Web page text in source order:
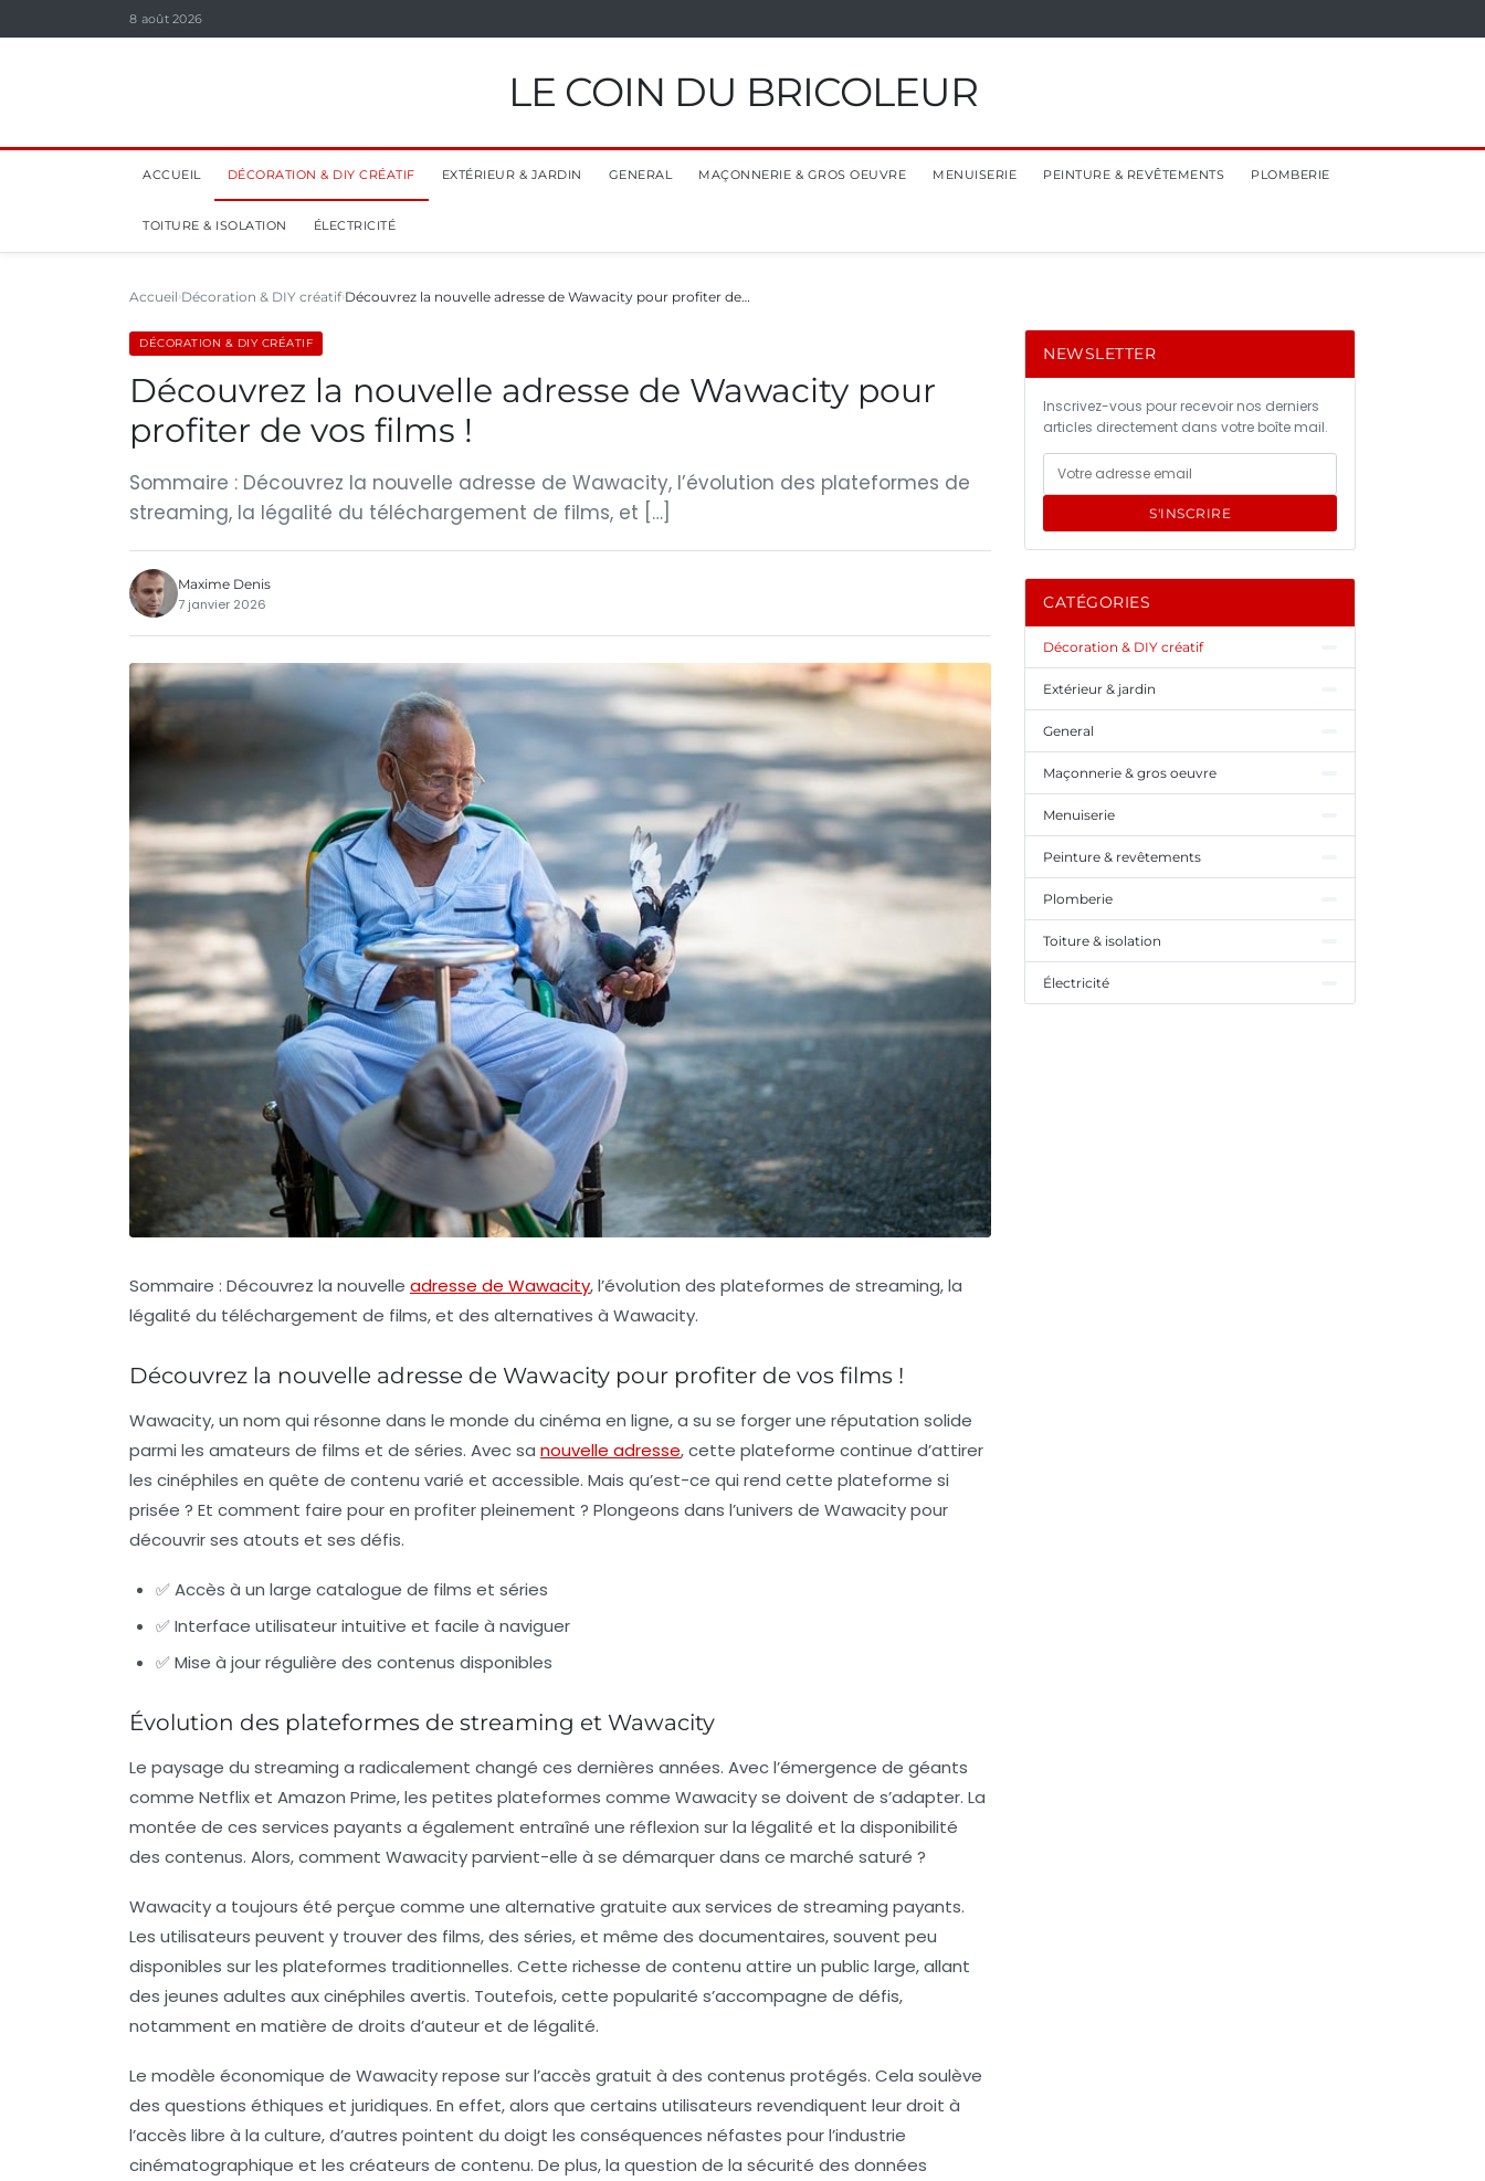
8 août 2026
LE COIN DU BRICOLEUR
ACCUEIL DÉCORATION & DIY CRÉATIF EXTÉRIEUR & JARDIN GENERAL MAÇONNERIE & GROS OEUVRE MENUISERIE PEINTURE & REVÊTEMENTS PLOMBERIE
TOITURE & ISOLATION ÉLECTRICITÉ
Accueil Décoration & DIY créatif Découvrez la nouvelle adresse de Wawacity pour profiter de…
DÉCORATION & DIY CRÉATIF
Découvrez la nouvelle adresse de Wawacity pour
profiter de vos films !
Sommaire : Découvrez la nouvelle adresse de Wawacity, l’évolution des plateformes de
streaming, la légalité du téléchargement de films, et […]
Maxime Denis
7 janvier 2026
Sommaire : Découvrez la nouvelle adresse de Wawacity, l’évolution des plateformes de streaming, la
légalité du téléchargement de films, et des alternatives à Wawacity.
Découvrez la nouvelle adresse de Wawacity pour profiter de vos films !
Wawacity, un nom qui résonne dans le monde du cinéma en ligne, a su se forger une réputation solide
parmi les amateurs de films et de séries. Avec sa nouvelle adresse, cette plateforme continue d’attirer
les cinéphiles en quête de contenu varié et accessible. Mais qu’est-ce qui rend cette plateforme si
prisée ? Et comment faire pour en profiter pleinement ? Plongeons dans l’univers de Wawacity pour
découvrir ses atouts et ses défis.
✅ Accès à un large catalogue de films et séries
✅ Interface utilisateur intuitive et facile à naviguer
✅ Mise à jour régulière des contenus disponibles
Évolution des plateformes de streaming et Wawacity
Le paysage du streaming a radicalement changé ces dernières années. Avec l’émergence de géants
comme Netflix et Amazon Prime, les petites plateformes comme Wawacity se doivent de s’adapter. La
montée de ces services payants a également entraîné une réflexion sur la légalité et la disponibilité
des contenus. Alors, comment Wawacity parvient-elle à se démarquer dans ce marché saturé ?
Wawacity a toujours été perçue comme une alternative gratuite aux services de streaming payants.
Les utilisateurs peuvent y trouver des films, des séries, et même des documentaires, souvent peu
disponibles sur les plateformes traditionnelles. Cette richesse de contenu attire un public large, allant
des jeunes adultes aux cinéphiles avertis. Toutefois, cette popularité s’accompagne de défis,
notamment en matière de droits d’auteur et de légalité.
Le modèle économique de Wawacity repose sur l’accès gratuit à des contenus protégés. Cela soulève
des questions éthiques et juridiques. En effet, alors que certains utilisateurs revendiquent leur droit à
l’accès libre à la culture, d’autres pointent du doigt les conséquences néfastes pour l’industrie
cinématographique et les créateurs de contenu. De plus, la question de la sécurité des données
NEWSLETTER
Inscrivez-vous pour recevoir nos derniers
articles directement dans votre boîte mail.
S'INSCRIRE
CATÉGORIES
Décoration & DIY créatif
Extérieur & jardin
General
Maçonnerie & gros oeuvre
Menuiserie
Peinture & revêtements
Plomberie
Toiture & isolation
Électricité